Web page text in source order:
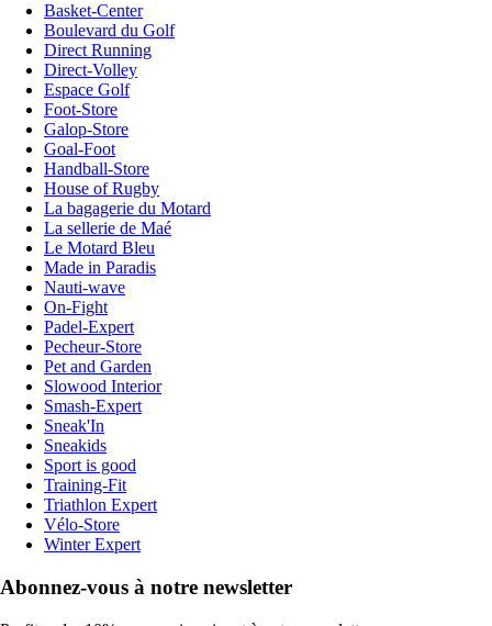
Basket-Center
Boulevard du Golf
Direct Running
Direct-Volley
Espace Golf
Foot-Store
Galop-Store
Goal-Foot
Handball-Store
House of Rugby
La bagagerie du Motard
La sellerie de Maé
Le Motard Bleu
Made in Paradis
Nauti-wave
On-Fight
Padel-Expert
Pecheur-Store
Pet and Garden
Slowood Interior
Smash-Expert
Sneak'In
Sneakids
Sport is good
Training-Fit
Triathlon Expert
Vélo-Store
Winter Expert
Abonnez-vous à notre newsletter